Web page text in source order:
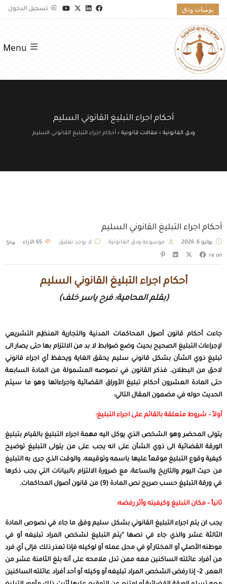
يوميات ودق تسجيل الدخول
Menu
أحكام اجراء التبليغ القانوني السليم
ودق القانونية › مقالات قانونية › أحكام اجراء التبليغ القانوني السليم
أحكام اجراء التبليغ القانوني السليم
يوليو 6, 2026 موسوعة ودق القانونية لا يوجد تعليق الآراء
Sha
re on
أحكام اجراء التبليغ القانوني السليم
(بقلم المحامية: فرح ياسر خلف)
جاءت أحكام قانون أصول المحاكمات المدنية والتجارية المنظِم التشريعي
لإجراءات التبليغ الصحيح بحيث وضع ضوابط لا بد من الالتزام بها حتى يصار الى
تبليغ ذوي الشأن بشكل قانوني سليم يحقق الغاية ويحفظ أي اجراء قانوني
لاحق من البطلان، فذكر القانون في نصوصه المشمولة من المادة السابعة
حتى المادة العشرون أحكام تبليغ الأوراق القضائية واجراءاتها وهو ما سيتم
الحديث حوله في مضمون المقال التالي:
أولاً – شروط متعلقة بالقائم على اجراء التبليغ:
يتولى المحضر وهو الشخص الذي يوكل اليه مهمة اجراء التبليغ بالقيام بتبليغ
الورقة القضائية الى ذوي الشأن على انه يجب على من يتولى التبليغ توضيح
كيفية وقوع التبليغ موقعاً عليها باسمه وتوقيعه، والوقت الذي جرى به التبليغ
من حيث اليوم والتاريخ والساعة، مع ضرورة الالتزام بالبيانات التي يجب ذكرها
في ورقة التبليغ حسب صريح نص المادة (9) من قانون أصول المحاكمات.
ثانياً – مكان التبليغ وكيفيته وأثر رفضه:
يجب ان يتم اجراء التبليغ القانوني بشكل سليم وفق ما جاء في نصوص المادة
الثالثة عشر والذي جاء في نصها “يتم التبليغ لشخص المراد تبليغه أو في
موطنه الأصلي أو المختار أو في محل عمله أو لوكيله فإذا تعذر ذلك فإلى أي فرد
من أفراد عائلته الساكنين معه ممن تدل ملامحه على أنه بلغ الثامنة عشر من
العمر. 2- إذا رفض الشخص المراد تبليغه أو وكيله أو أحد أفراد عائلته الساكنين